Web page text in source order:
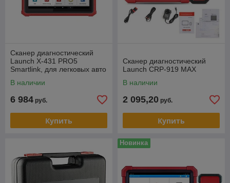
Сканер диагностический
Launch X-431 PRO5
Smartlink, для легковых авто
В наличии
6 984 руб.
Купить
Сканер диагностический
Launch CRP-919 MAX
В наличии
2 095,20 руб.
Купить
Новинка